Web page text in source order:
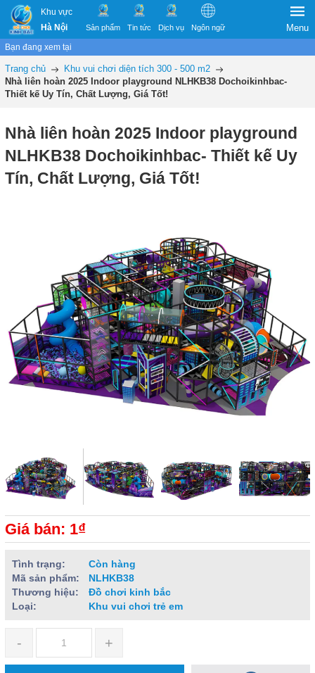
Khu vực
Hà Nội
Sản phẩm Tin tức Dịch vụ Ngôn ngữ Menu
Bạn đang xem tại
Trang chủ
Khu vui chơi diện tích 300 - 500 m2
Nhà liên hoàn 2025 Indoor playground NLHKB38 Dochoikinhbac-
Thiết kế Uy Tín, Chất Lượng, Giá Tốt!
Nhà liên hoàn 2025 Indoor playground
NLHKB38 Dochoikinhbac- Thiết kế Uy
Tín, Chất Lượng, Giá Tốt!
Giá bán: 1₫
Tình trạng:
Còn hàng
Mã sản phẩm:
NLHKB38
Thương hiệu:
Đồ chơi kinh bắc
Loại:
Khu vui chơi trẻ em
- +